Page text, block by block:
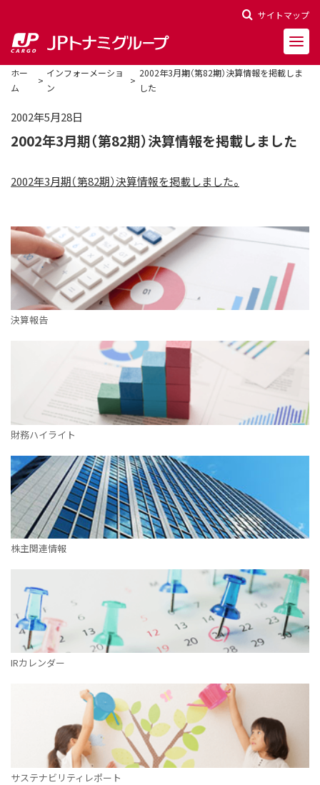
サイトマップ
会社概要
決算報告
株主関連情報
サステナビリティレポート
純粋持株会社
物流事業子会社
関連事業子会社
関連会社
ホー
ム
インフォーメーショ
ン
2002年3月期（第82期）決算情報を掲載しま
した
2002年5月28日
2002年3月期（第82期）決算情報を掲載しました
2002年3月期（第82期）決算情報を掲載しました。
決算報告
財務ハイライト
株主関連情報
IRカレンダー
サステナビリティレポート